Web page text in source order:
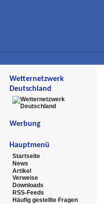
Wetternetzwerk
Deutschland
Werbung
Hauptmenü
Startseite
News
Artikel
Verweise
Downloads
RSS-Feeds
Häufig gestellte Fragen